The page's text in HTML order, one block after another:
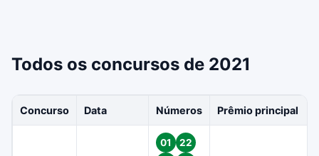
Todos os concursos de 2021
Concurso Data Números Prêmio principal
01
22